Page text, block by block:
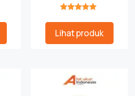
Lihat produk